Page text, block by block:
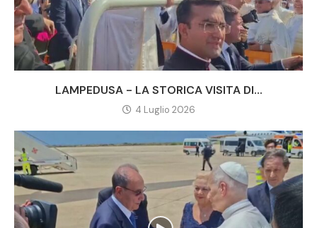
LAMPEDUSA - LA STORICA VISITA DI...
4 Luglio 2026